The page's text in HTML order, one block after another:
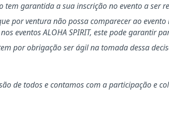
tem garantida a sua inscrição no evento a ser
por ventura não possa comparecer ao
eventos ALOHA SPIRIT, este pode garantir
tem por obrigação ser ágil na tomada dessa
de todos e contamos com a participação e